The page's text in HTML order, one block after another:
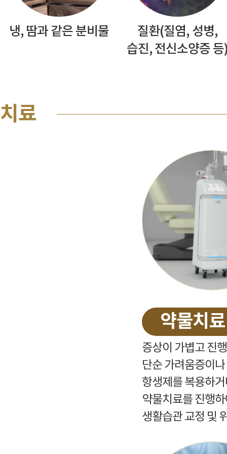
냉, 땀과 같은 분비물
질환(질염, 성병,
습진, 전신소양증 등
치료
약물치
증상이 가볍고 진
단순 가려움증이
항생제를 복용하
약물치료를 진행
생활습관 교정 및